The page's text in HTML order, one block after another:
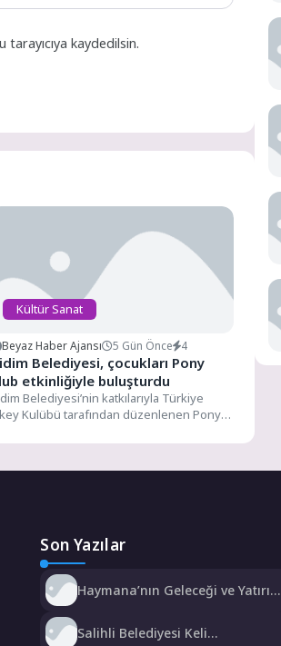
kaydedilsin.
Kültür Sanat
Beyaz Haber Ajansı 5 Gün Önce 4
Belediyesi, çocukları Pony
etkinliğiyle buluşturdu
Belediyesi’nin katkılarıyla Türkiye
Kulübü tarafından düzenlenen Pony
ağırladı....
Son Yazılar
Haymana’nın Geleceği ve Yatırım
Salihli Belediyesi Keli